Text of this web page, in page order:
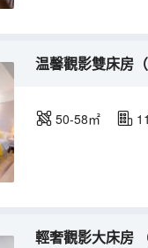
温馨觀影雙床房
50-58㎡
輕奢觀影大床房